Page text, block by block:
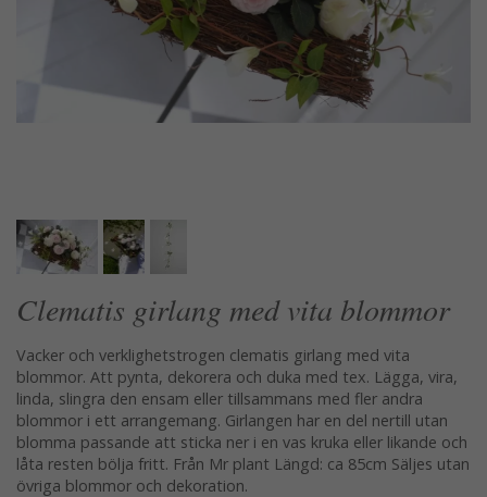
Clematis girlang med vita blommor
Vacker och verklighetstrogen clematis girlang med vita
blommor. Att pynta, dekorera och duka med tex. Lägga, vira,
linda, slingra den ensam eller tillsammans med fler andra
blommor i ett arrangemang. Girlangen har en del nertill utan
blomma passande att sticka ner i en vas kruka eller likande och
låta resten bölja fritt. Från Mr plant Längd: ca 85cm Säljes utan
övriga blommor och dekoration.